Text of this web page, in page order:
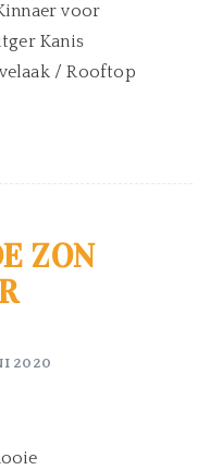
voor
Kanis
/ Rooftop
ZON
2020